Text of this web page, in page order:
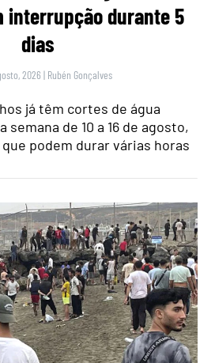
interrupção durante 5
dias
2026 | Rubén Gonçalves
já têm cortes de água
semana de 10 a 16 de agosto,
podem durar várias horas